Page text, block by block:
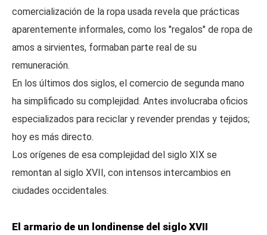
comercialización de la ropa usada revela que prácticas
aparentemente informales, como los "regalos" de ropa de
amos a sirvientes, formaban parte real de su
remuneración.
En los últimos dos siglos, el comercio de segunda mano
ha simplificado su complejidad. Antes involucraba oficios
especializados para reciclar y revender prendas y tejidos;
hoy es más directo.
Los orígenes de esa complejidad del siglo XIX se
remontan al siglo XVII, con intensos intercambios en
ciudades occidentales.
El armario de un londinense del siglo XVII